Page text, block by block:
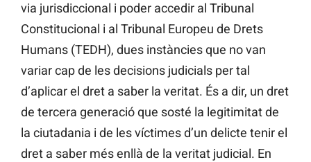
via jurisdiccional i poder accedir al Tribunal
Constitucional i al Tribunal Europeu de Drets
Humans (TEDH), dues instàncies que no van
variar cap de les decisions judicials per tal
d’aplicar el dret a saber la veritat. És a dir, un dret
de tercera generació que sosté la legitimitat de
la ciutadania i de les víctimes d’un delicte tenir el
dret a saber més enllà de la veritat judicial. En